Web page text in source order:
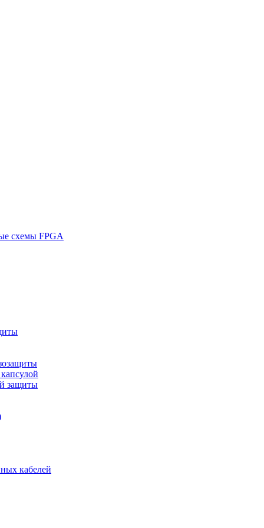
схемы FPGA
защиты
кабелей